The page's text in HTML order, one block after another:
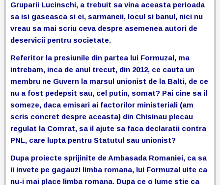
Gruparii Lucinschi, a trebuit sa vina aceasta perioada
sa isi gaseasca si ei, sarmaneii, locul si banul, nici nu
vreau sa mai scriu ceva despre asemenea autori de
deservicii pentru societate.
Referitor la presiunile din partea lui Formuzal, ma
intrebam, inca de anul trecut, din 2012, ce cauta un
membru ne Guvern la marsul unionist de la Balti, de ce
nu a fost pedepsit sau, cel putin, somat? Pai cine sa il
someze, daca emisari ai factorilor ministeriali (am
scris concret despre aceasta) din Chisinau plecau
regulat la Comrat, sa il ajute sa faca declaratii contra
PNL, care lupta pentru Statutul sau unionist?
Dupa proiecte sprijinite de Ambasada Romaniei, ca sa
ii invete pe gagauzi limba romana, lui Formuzal uite ca
nu-i mai place limba romana. Dupa ce o lume stie ca